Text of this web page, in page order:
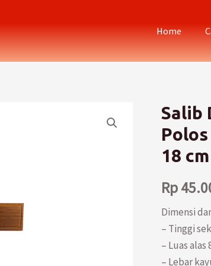
Home
Salib
18 cm
Rp
Dimensi
– Tinggi
– Luas alas
– Lebar